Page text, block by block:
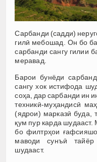
Сарбанди (садди)
гилӣ мебошад. Он бо
сарбанди сангу гилии
меравад.
Барои бунёди
сангу хок истифода
соҳа, дар сарбанди ин
техникӣ-муҳандисӣ
(ядрои) марказӣ буда,
қум пур карда шудааст.
бо филтрҳои
маводи сунъӣ
шудааст.